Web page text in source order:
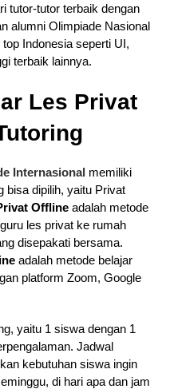
tutor-tutor terbaik dengan
alumni Olimpiade Nasional
Indonesia seperti UI,
terbaik lainnya.
Les Privat
Internasional memiliki
bisa dipilih, yaitu Privat
Offlineadalah metode
les privat ke rumah
disepakati bersama.
adalah metode belajar
platform Zoom, Google
yaitu 1 siswa dengan 1
Jadwal
kebutuhan siswa ingin
di hari apa dan jam